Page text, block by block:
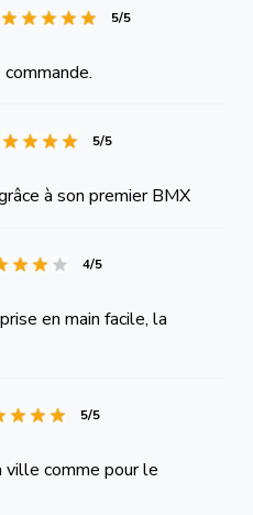
5/5
5/5
à son premier BMX
4/5
en main facile, la
5/5
comme pour le